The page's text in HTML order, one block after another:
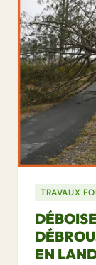
TRAVAUX
EN